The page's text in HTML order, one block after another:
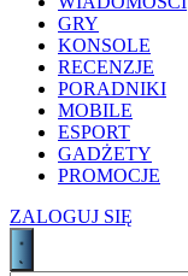
GRY
KONSOLE
RECENZJE
PORADNIKI
MOBILE
ESPORT
GADŻETY
PROMOCJE
ZALOGUJ SIĘ